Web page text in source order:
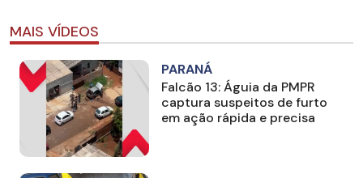
MAIS VÍDEOS
PARANÁ
Falcão 13: Águia da PMPR
captura suspeitos de furto
em ação rápida e precisa